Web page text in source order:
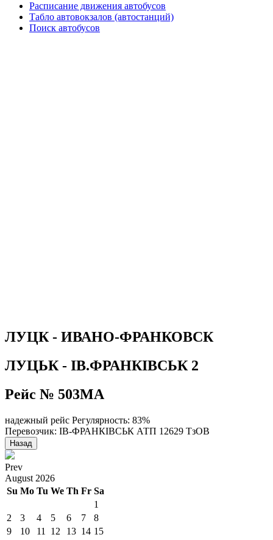
Расписание движения автобусов
Табло автовокзалов (автостанций)
Поиск автобусов
ЛУЦК - ИВАНО-ФРАНКОВСК
ЛУЦЬК - ІВ.ФРАНКІВСЬК 2
Рейс № 503МА
надежный рейс Регулярность: 83%
Перевозчик: ІВ-ФРАНКІВСЬК АТП 12629 ТзОВ
Назад
Prev
August 2026
Su Mo Tu We Th Fr Sa
1
2
3 4 5 6 7
8
9
10 11 12 13 14 15